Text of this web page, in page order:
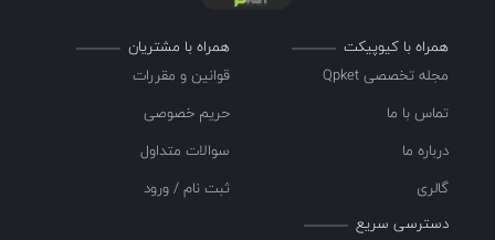
همراه با کیوپیکت
مجله تخصصی Qpket
تماس با ما
درباره ما
گالری
همراه با مشتریان
قوانین و مقررات
حریم خصوصی
سوالات متداول
ثبت نام / ورود
دسترسی سریع